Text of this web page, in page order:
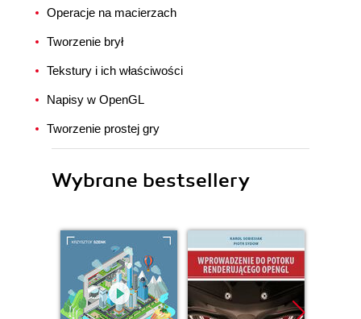
Operacje na macierzach
Tworzenie brył
Tekstury i ich właściwości
Napisy w OpenGL
Tworzenie prostej gry
Wybrane bestsellery